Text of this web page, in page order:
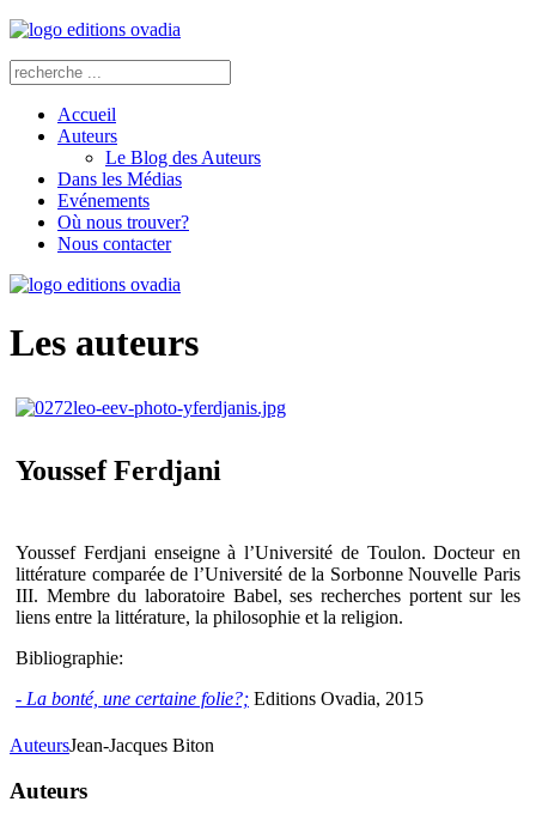
Accueil
Auteurs
Le Blog des Auteurs
Dans les Médias
Evénements
Où nous trouver?
Nous contacter
Les auteurs
Youssef Ferdjani
Youssef Ferdjani enseigne à l’Université de Toulon. Docteur en
littérature comparée de l’Université de la Sorbonne Nouvelle Paris
III. Membre du laboratoire Babel, ses recherches portent sur les
liens entre la littérature, la philosophie et la religion.
Bibliographie:
- La bonté, une certaine folie?; Editions Ovadia, 2015
AuteursJean-Jacques Biton
Auteurs